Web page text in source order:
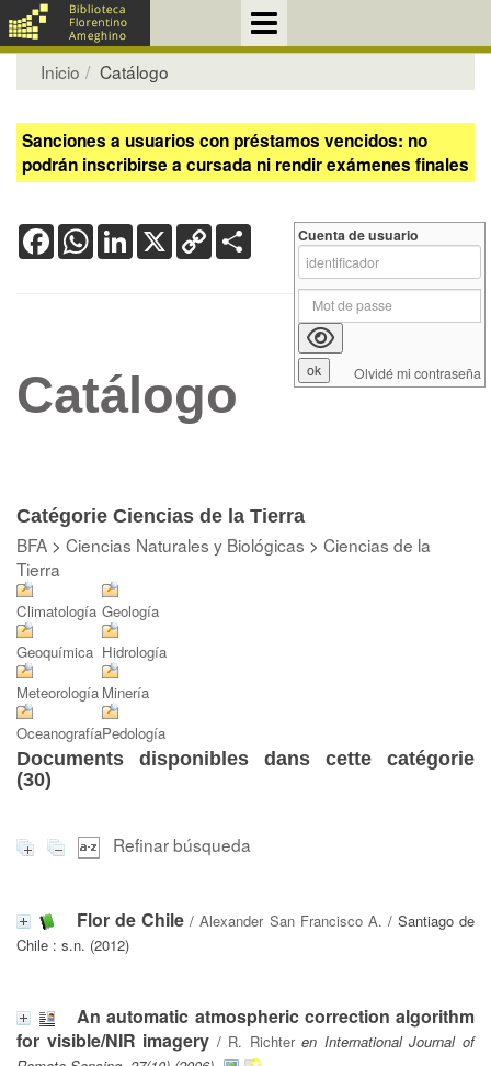
Inicio Catálogo
Sanciones a usuarios con préstamos vencidos: no
podrán inscribirse a cursada ni rendir exámenes finales
FacebookWhatsApp
LinkedIn
X Copy
Link
Catálogo
Catégorie Ciencias de la Tierra
BFA > Ciencias Naturales y Biológicas > Ciencias de la
Tierra
Climatología Geología
Geoquímica Hidrología
Meteorología Minería
OceanografíaPedología
Documents disponibles dans cette catégorie
(30)
Refinar búsqueda
Flor de Chile /Alexander San Francisco A. / Santiago de
Chile : s.n. (2012)
An automatic atmospheric correction algorithm
for visible/NIR imagery / R. Richter en International Journal of
Cuenta de usuario
Olvidé mi contraseña